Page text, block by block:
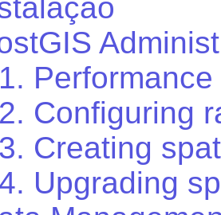
Configuring
Creating
Upgrading